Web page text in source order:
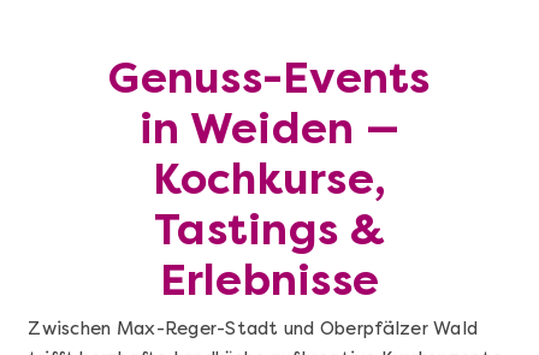
Genuss-Events
in Weiden —
Kochkurse,
Tastings &
Erlebnisse
Zwischen Max-Reger-Stadt und Oberpfälzer Wald